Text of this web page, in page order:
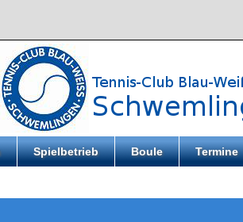
Spielbetrieb Boule Termine